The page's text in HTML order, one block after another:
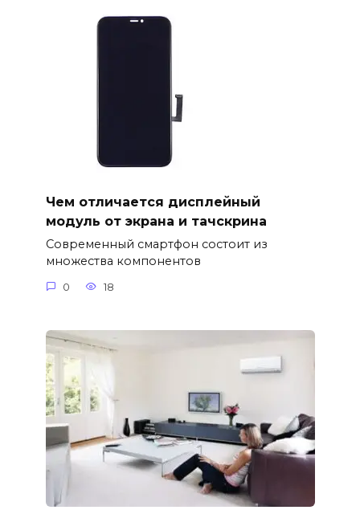
Чем отличается дисплейный
модуль от экрана и тачскрина
Современный смартфон состоит из
множества компонентов
0 18